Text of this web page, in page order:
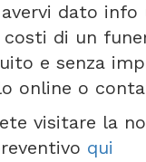
dato
di un
e senza
online o
visitare la
qui